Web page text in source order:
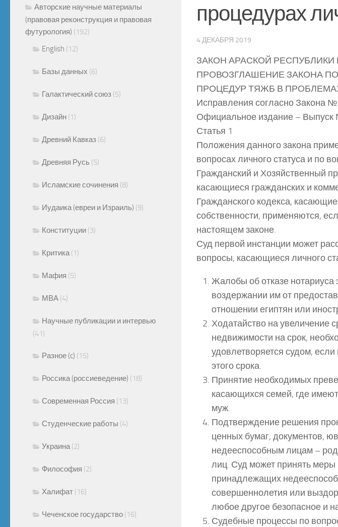
процедурах
4 ДЕКАБРЯ 2019
ЗАКОН АРАСКОЙ РЕСПУБЛИКИ
ПРОВОЗГЛАШЕНИЕ ЗАКОНА
ПРОЦЕДУР ТЯЖБ В
Исправления согласно Закона
Официальное издание – Выпуск
Статья 1
Положения данного закона
вопросах личного статуса и по
Гражданский и Хозяйственный
касающиеся гражданских и
Гражданского кодекса,
собственности, применяются,
настоящем законе.
Суд первой инстанции может
вопросы, касающиеся личного
Жалобы об отказе нотариуса
воздержании им от
отношении египтян или
Ходатайство на увеличение
недвижимости на срок,
удовлетворяется судом,
этого срока.
Принятие необходимых
касающихся семей, где
муж.
Подтверждение решения
ценных бумаг, документов,
недееспособным лицам –
лиц. Суд может принять меры
принадлежащих
совершеннолетия или
любое другое безопасное и
Судебные процессы по
Авторские научные материалы
(правовая реконструкция и правовая
футурология) (192)
English (12)
Базы данных (6)
Галактический союз (5)
Дизайн (1)
Древний Кавказ (6)
Древняя Русь (5)
Исламские сочинения (8)
Иудаика (евреи и Израиль) (9)
Конституции (3)
Критика (1)
Мафия (5)
МВА (4)
Научные публикации и интервью
(41)
Разное (c) (15)
Россика (россиеведение) (18)
Современная Россия (13)
Студенческие работы (4)
Украина (2)
Философия (2)
Халифат (16)
Чеченское государство (16)